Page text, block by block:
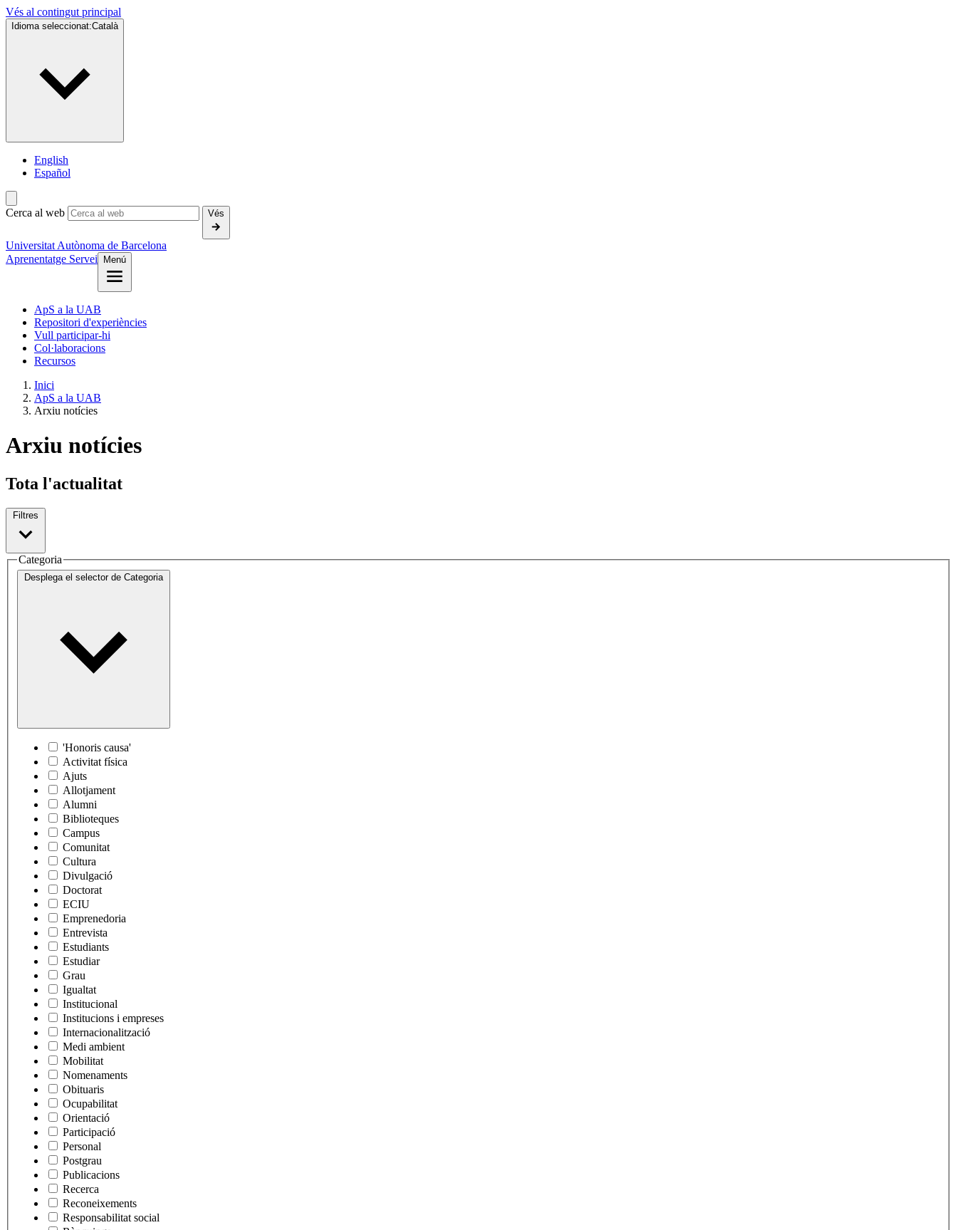
Vés al contingut principal
Idioma seleccionat:Català
English
Español
Cerca al web Vés
Universitat Autònoma de Barcelona
Aprenentatge Servei
Menú
ApS a la UAB
Repositori d'experiències
Vull participar-hi
Col·laboracions
Recursos
Inici
ApS a la UAB
Arxiu notícies
Arxiu notícies
Tota l'actualitat
Filtres
Categoria
Desplega el selector de Categoria
'Honoris causa'
Activitat física
Ajuts
Allotjament
Alumni
Biblioteques
Campus
Comunitat
Cultura
Divulgació
Doctorat
ECIU
Emprenedoria
Entrevista
Estudiants
Estudiar
Grau
Igualtat
Institucional
Institucions i empreses
Internacionalització
Medi ambient
Mobilitat
Nomenaments
Obituaris
Ocupabilitat
Orientació
Participació
Personal
Postgrau
Publicacions
Recerca
Reconeixements
Responsabilitat social